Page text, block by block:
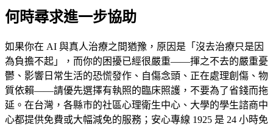
何時尋求進一步協助
如果你在 AI 與真人治療之間猶豫，原因是「沒去治療只是因
為負擔不起」，而你的困擾已經很嚴重——揮之不去的嚴重憂
鬱、影響日常生活的恐慌發作、自傷念頭、正在處理創傷、物
質依賴——請優先選擇有執照的臨床照護，不要為了省錢而拖
延。在台灣，各縣市的社區心理衛生中心、大學的學生諮商中
心都提供免費或大幅減免的服務；安心專線 1925 是 24 小時免